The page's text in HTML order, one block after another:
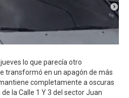
lo que parecía otro
transformó en un apagón de más
completamente a oscuras
la Calle 1 Y 3 del sector Juan